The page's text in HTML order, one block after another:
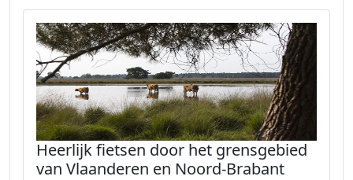
Heerlijk fietsen door het grensgebied
van Vlaanderen en Noord-Brabant